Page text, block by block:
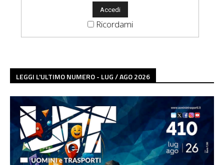
Ricordami
LEGGI L'ULTIMO NUMERO - LUG / AGO 2026